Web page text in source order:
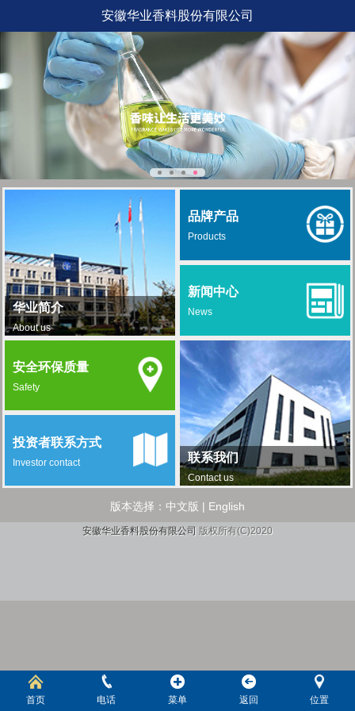
安徽华业香料股份有限公司
华业简介
About us
品牌产品
Products
新闻中心
News
联系我们
Contact us
安全环保质量
Safety
投资者联系方式
Investor contact
版本选择： 中文版 | English
安徽华业香料股份有限公司 版权所有(C)2020
首页 电话 菜单 返回 位置